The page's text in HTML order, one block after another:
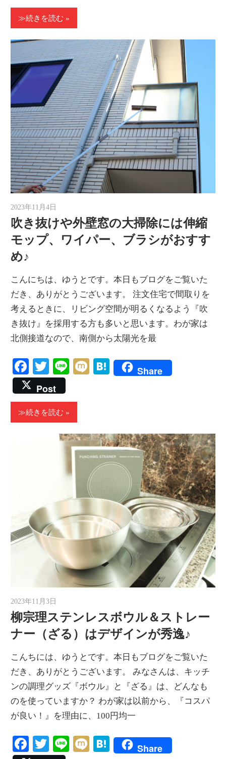
≫続きを読む
2023年11月4日
吹き抜けや外壁窓の大掃除には伸縮
モップ、ワイパー、ブラシがおすす
め♪
こんにちは、ゆうとです。本日もブログをご覧いた
だき、ありがとうございます。 注文住宅で間取りを
考えるときに、リビング空間が明るくなるよう『吹
き抜け』を採用する方も多いと思います。わが家は
北側接道なので、南側から太陽光を最
Facebook
TwitterLineMixiHatena
Share
Post
≫続きを読む
2023年11月3日
柳宗理ステンレスボウル＆ストレー
ナー（ざる）はデザインが秀逸♪
こんちには、ゆうとです。本日もブログをご覧いた
だき、ありがとうございます。 みなさんは、キッチ
ンの調理グッズ『ボウル』と『ざる』は、どんなも
のを使っていますか？ わが家は以前から、『コスパ
が良い！』を理由に、100円均一
Facebook
TwitterLineMixiHatena
Share